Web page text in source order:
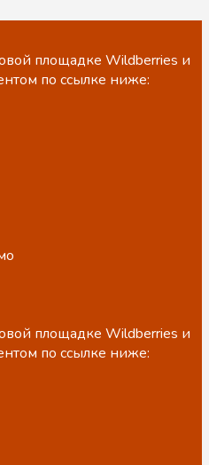
площадке Wildberries и
по ссылке ниже:
площадке Wildberries и
по ссылке ниже: